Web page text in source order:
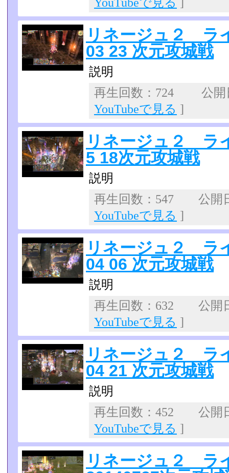
YouTubeで見る
リネージュ２ ラ
03 23 次元攻城戦
説明
再生回数：724 公
YouTubeで見る ]
リネージュ２ ラ
5 18次元攻城戦
説明
再生回数：547 公開
YouTubeで見る ]
リネージュ２ ラ
04 06 次元攻城戦
説明
再生回数：632 公
YouTubeで見る ]
リネージュ２ ラ
04 21 次元攻城戦
説明
再生回数：452 公開
YouTubeで見る ]
リネージュ２